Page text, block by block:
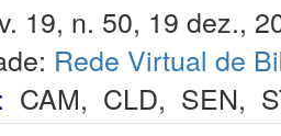
19, n. 50, 19 dez.,
Rede Virtual de
CAM, CLD, SEN,